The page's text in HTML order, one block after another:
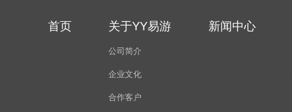
首页 关于YY易游
公司简介
企业文化
合作客户
新闻中心